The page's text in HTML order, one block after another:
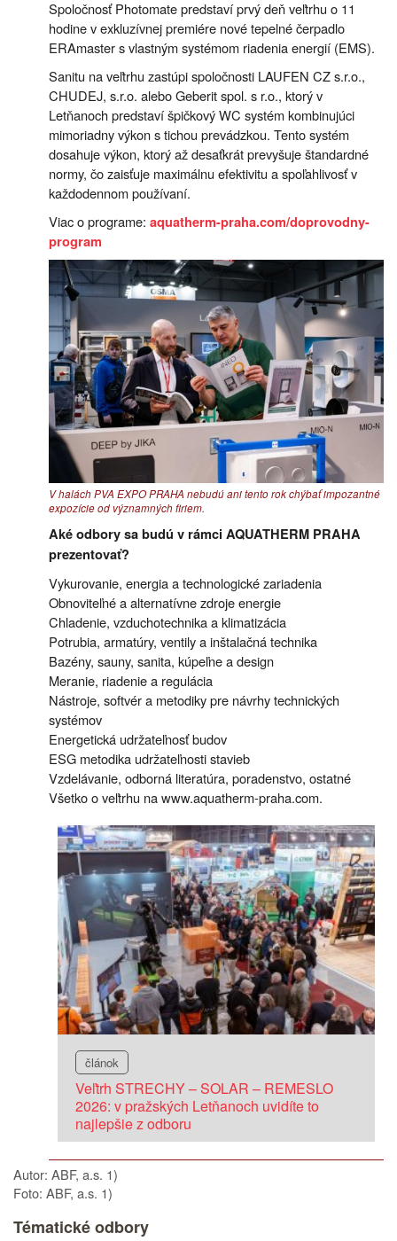
Spoločnosť Photomate predstaví prvý deň veľtrhu o 11
hodine v exkluzívnej premiére nové tepelné čerpadlo
ERAmaster s vlastným systémom riadenia energií (EMS).
Sanitu na veľtrhu zastúpi spoločnosti LAUFEN CZ s.r.o.,
CHUDEJ, s.r.o. alebo Geberit spol. s r.o., ktorý v
Letňanoch predstaví špičkový WC systém kombinujúci
mimoriadny výkon s tichou prevádzkou. Tento systém
dosahuje výkon, ktorý až desaťkrát prevyšuje štandardné
normy, čo zaisťuje maximálnu efektivitu a spoľahlivosť v
každodennom používaní.
Viac o programe: aquatherm-praha.com/doprovodny-
program
V halách PVA EXPO PRAHA nebudú ani tento rok chýbať impozantné
expozície od významných firiem.
Aké odbory sa budú v rámci AQUATHERM PRAHA
prezentovať?
Vykurovanie, energia a technologické zariadenia
Obnoviteľné a alternatívne zdroje energie
Chladenie, vzduchotechnika a klimatizácia
Potrubia, armatúry, ventily a inštalačná technika
Bazény, sauny, sanita, kúpeľne a design
Meranie, riadenie a regulácia
Nástroje, softvér a metodiky pre návrhy technických
systémov
Energetická udržateľnosť budov
ESG metodika udržateľnosti stavieb
Vzdelávanie, odborná literatúra, poradenstvo, ostatné
Všetko o veľtrhu na www.aquatherm-praha.com.
článok
Veľtrh STRECHY – SOLAR – REMESLO
2026: v pražských Letňanoch uvidíte to
najlepšie z odboru
Autor: ABF, a.s. 1)
Foto: ABF, a.s. 1)
Tématické odbory